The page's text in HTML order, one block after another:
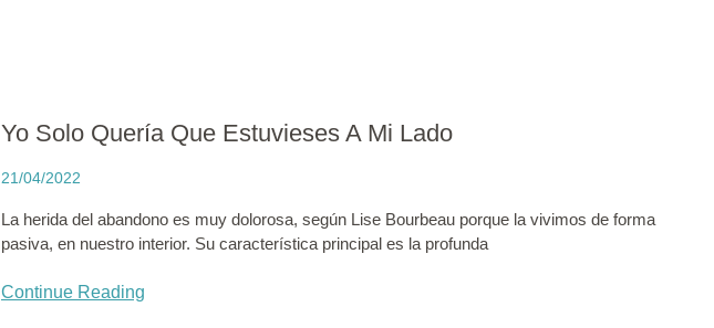
Yo Solo Quería Que Estuvieses A Mi Lado
21/04/2022
La herida del abandono es muy dolorosa, según Lise Bourbeau porque la vivimos de forma
pasiva, en nuestro interior. Su característica principal es la profunda
Continue Reading